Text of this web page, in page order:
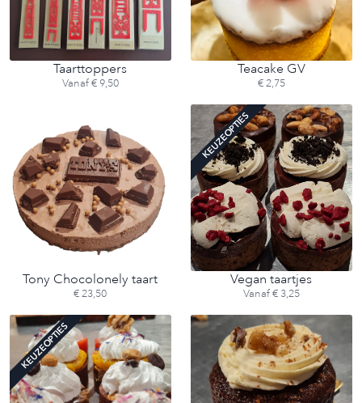
Taarttoppers
Vanaf € 9,50
Teacake GV
€ 2,75
Tony Chocolonely taart
€ 23,50
KEUZEOPTIES
Vegan taartjes
Vanaf € 3,25
KEUZEOPTIES